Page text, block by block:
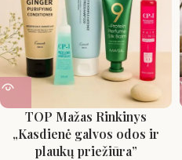
TOP Mažas Rinkinys
„Kasdienė galvos odos ir
plaukų priežiūra”